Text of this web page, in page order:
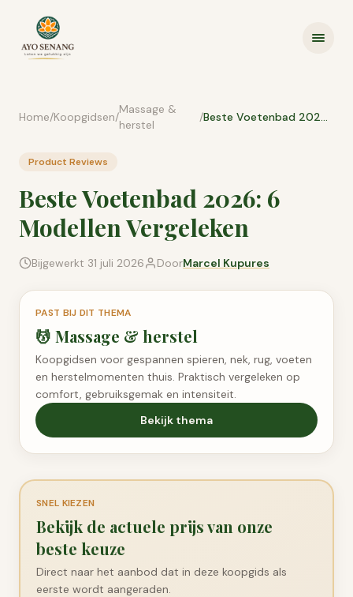
Home/Koopgidsen/
Massage &
herstel
/ Beste Voetenbad 2026: 6 Modellen Vergeleken
Product Reviews
Beste Voetenbad 2026: 6
Modellen Vergeleken
Bijgewerkt 31 juli 2026 DoorMarcel Kupures
PAST BIJ DIT THEMA
💆 Massage & herstel
Koopgidsen voor gespannen spieren, nek, rug, voeten
en herstelmomenten thuis. Praktisch vergeleken op
comfort, gebruiksgemak en intensiteit.
Bekijk thema
SNEL KIEZEN
Bekijk de actuele prijs van onze
beste keuze
Direct naar het aanbod dat in deze koopgids als
eerste wordt aangeraden.